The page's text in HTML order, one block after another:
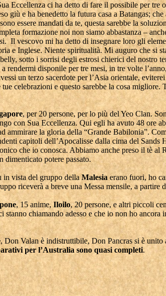
Eccellenza ci ha detto di fare il possibile per tre
giù e ha benedetto la futura casa a Batangas; che
essere mandati da te, questa sarebbe la
formazione noi non siamo abbastanza –
Il vescovo mi ha detto di insegnare loro gli
e Inglese. Niente spiritualità. Mi auguro che si
sotto i sorrisi degli estrosi chierici del nostro
rendermi disponile per tre mesi, in tre volte
un terzo sacerdote per l’Asia orientale,
celebrazioni e questo sarebbe la cosa migliore.
, per 20 persone, per lo più del Yeo Clan.
con Sua Eccellenza. Qui egli ha avuto 48 ore
ammirare la gloria della “Grande Babilonia”.
capitoli dell’Apocalisse dalla cima del Sands
che io conosca. Abbiamo anche preso il tè al
potere passato.
in vista del gruppo dellaMalesia erano fuori, ho
riceverà a breve una Messa mensile, a partire
, 15 anime,Iloilo, 20 persone, e altri piccoli
chiamando adesso e che io non ho ancora
, Don Valan è indistruttibile, Don Pancras si è unito
per l’Australia sono quasi completi.